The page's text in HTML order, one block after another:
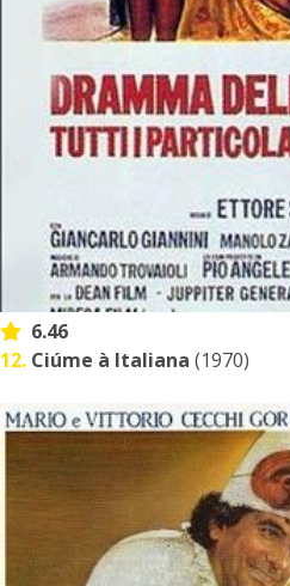
6.46
12. Ciúme à Italiana (1970)